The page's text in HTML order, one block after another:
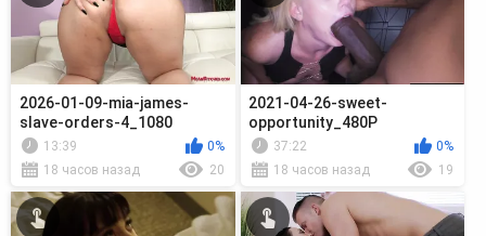
2026-01-09-mia-james-
slave-orders-4_1080
13:39
0%
18 часов назад
20
2021-04-26-sweet-
opportunity_480P
37:22
0%
18 часов назад
19